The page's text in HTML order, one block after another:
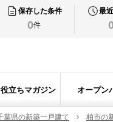
保存した条件
0件
最
0
立ちマガジン オープン
葉県の新築一戸建て 柏市の